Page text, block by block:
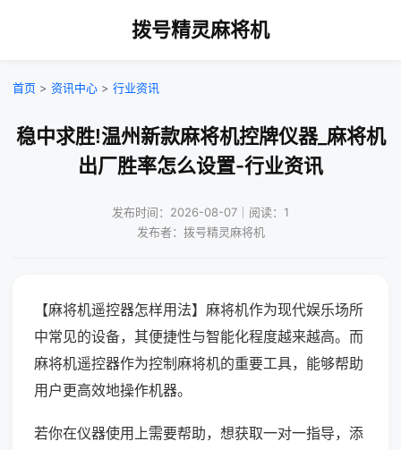
拨号精灵麻将机
首页 > 资讯中心 > 行业资讯
稳中求胜!温州新款麻将机控牌仪器_麻将机
出厂胜率怎么设置-行业资讯
发布时间：2026-08-07｜阅读：1
发布者：拨号精灵麻将机
【麻将机遥控器怎样用法】麻将机作为现代娱乐场所
中常见的设备，其便捷性与智能化程度越来越高。而
麻将机遥控器作为控制麻将机的重要工具，能够帮助
用户更高效地操作机器。
若你在仪器使用上需要帮助，想获取一对一指导，添